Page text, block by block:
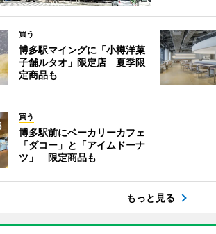
買う
博多駅マイングに「小樽洋菓
子舗ルタオ」限定店 夏季限
定商品も
買う
博多駅前にベーカリーカフェ
「ダコー」と「アイムドーナ
ツ」 限定商品も
もっと見る